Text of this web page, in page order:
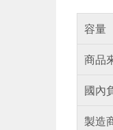
容量
商品
國內
製造